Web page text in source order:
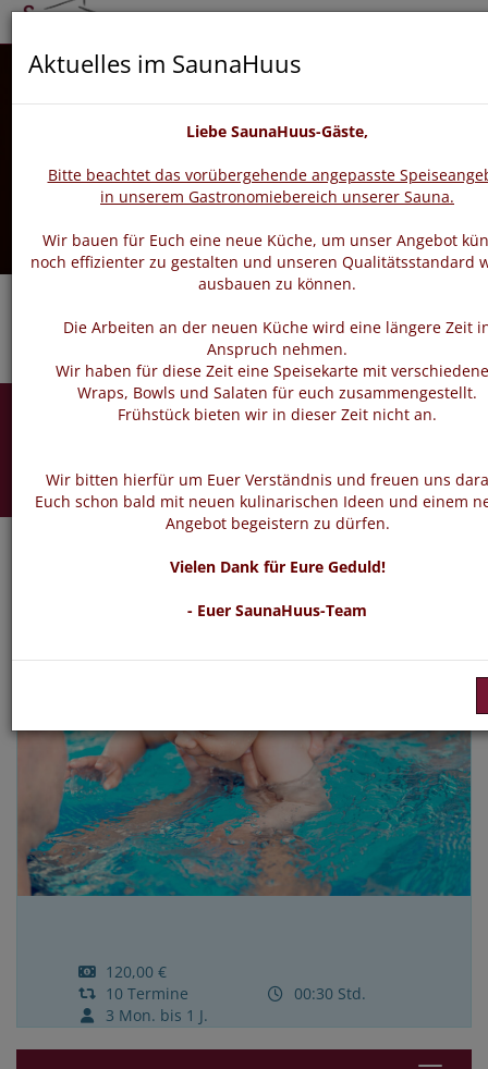
zurück
Kursplan
Zeiten
120,00 €
10 Termine
00:30 Std.
3 Mon. bis 1 J.
Aktuelles im SaunaHuus
Liebe SaunaHuus-Gäste,
Bitte beachtet das vorübergehende angepasste
in unserem Gastronomiebereich unserer Sauna.
Wir bauen für Euch eine neue Küche, um unser Angebot
noch effizienter zu gestalten und unseren Qualitätsstandard
ausbauen zu können.
Die Arbeiten an der neuen Küche wird eine längere Zeit
Anspruch nehmen.
Wir haben für diese Zeit eine Speisekarte mit
Wraps, Bowls und Salaten für euch zusammengestellt.
Frühstück bieten wir in dieser Zeit nicht an.
Wir bitten hierfür um Euer Verständnis und freuen uns
Euch schon bald mit neuen kulinarischen Ideen und einem
Angebot begeistern zu dürfen.
Vielen Dank für Eure Geduld!
- Euer SaunaHuus-Team